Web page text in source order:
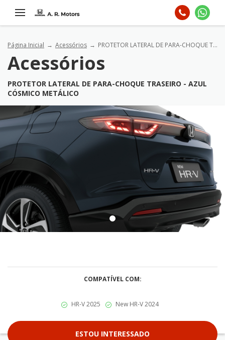
Página Inicial Acessórios PROTETOR LATERAL DE PARA-CHOQUE TRASEIRO - AZUL CÓSMICO METÁLICO
Acessórios
PROTETOR LATERAL DE PARA-CHOQUE TRASEIRO - AZUL
CÓSMICO METÁLICO
COMPATÍVEL COM:
HR-V 2025 New HR-V 2024
ESTOU INTERESSADO